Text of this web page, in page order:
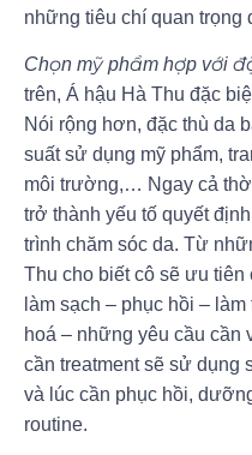
những tiêu chí quan trọng
Chọn mỹ phẩm hợp với
trên, Á hậu Hà Thu đặc
Nói rộng hơn, đặc thù da
suất sử dụng mỹ phẩm,
môi trường,… Ngay cả
trở thành yếu tố quyết
trình chăm sóc da. Từ
Thu cho biết cô sẽ ưu tiên
làm sạch – phục hồi –
hoá – những yêu cầu cần
cần treatment sẽ sử dụng
và lúc cần phục hồi,
routine.